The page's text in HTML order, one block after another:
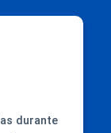
durante